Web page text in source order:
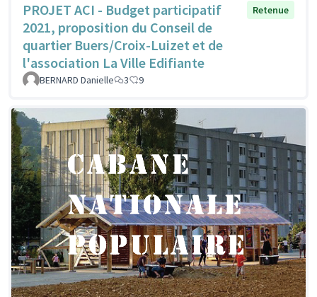
PROJET ACI - Budget participatif
2021, proposition du Conseil de
quartier Buers/Croix-Luizet et de
l'association La Ville Edifiante
Retenue
BERNARD Danielle 3 9